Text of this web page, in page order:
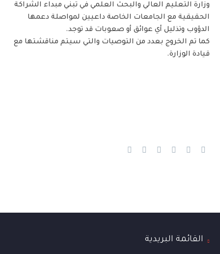
وزارة التعليم العالي والبحث العلمي في تبني مبداء الشراكة
الحقيقية مع الجامعات الخاصة داعيين لمواصلة دعمها
الدؤوب وتذليل أي عوائق أو صعوبات قد توجد.
كما تم الخروج بعدد من التوصيات والتي سيتم مناقشتها مع
قيادة الوزارة.
القائمة البريدية